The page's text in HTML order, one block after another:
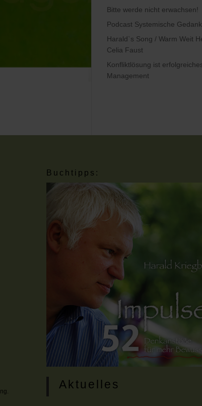
Bitte werde nicht erwachsen!
Podcast Systemische
Harald`s Song / Warm Weit
Celia Faust
Konfliktlösung ist
Management
Buchtipps:
Aktuelles